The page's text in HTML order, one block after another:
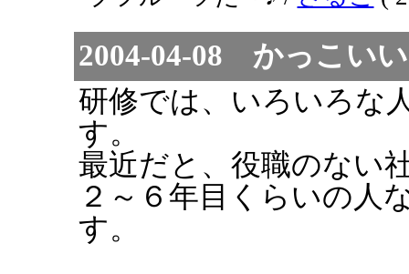
2004-04-08 かっこい
研修では、いろいろな
す。
最近だと、役職のない
２～６年目くらいの人
す。